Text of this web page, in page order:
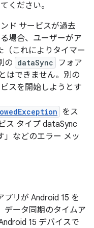
ください。
ド サービスが過去
場合、ユーザーがア
（これによりタイマー
の dataSync
フォア
はできません。別の
スを開始しようとす
をス
ス タイプ dataSync
」などのエラー メッ
リが Android 15 を
データ同期のタイムア
15 デバイスで